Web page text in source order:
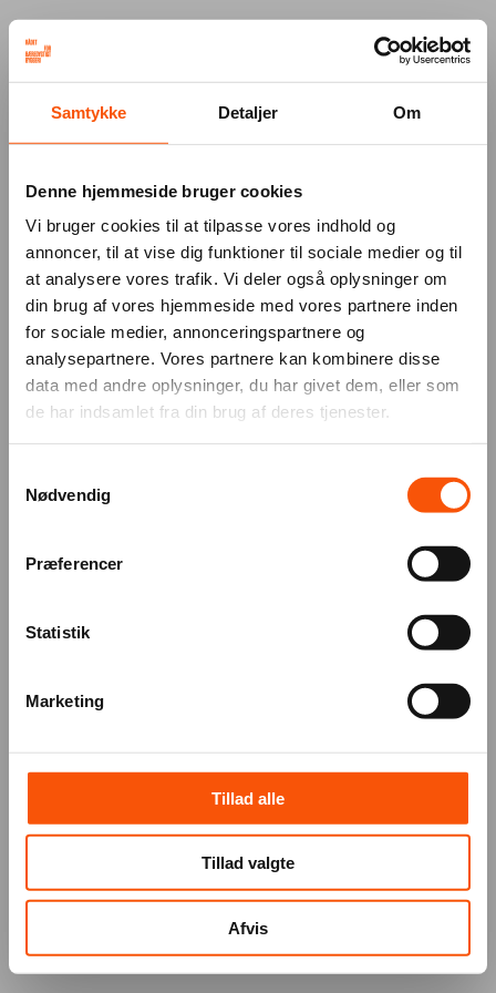
Samtykke Detaljer Om
Denne hjemmeside bruger cookies
Vi bruger cookies til at tilpasse vores indhold og
annoncer, til at vise dig funktioner til sociale medier og til
at analysere vores trafik. Vi deler også oplysninger om
din brug af vores hjemmeside med vores partnere inden
for sociale medier, annonceringspartnere og
analysepartnere. Vores partnere kan kombinere disse
data med andre oplysninger, du har givet dem, eller som
de har indsamlet fra din brug af deres tjenester.
Nødvendig
Præferencer
Statistik
Marketing
Tillad alle
Tillad valgte
Afvis
Your browser was unable to load
again in a few moments and make sure not
to use ad-blockers.